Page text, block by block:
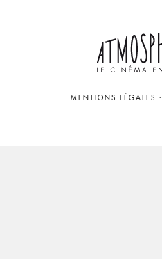
MENTIONS LÉGALES -